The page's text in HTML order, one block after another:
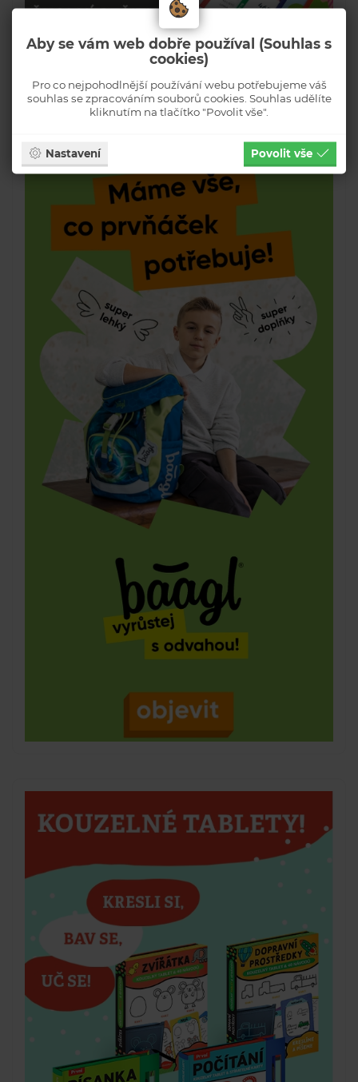
Aby se vám web dobře používal (Souhlas s
cookies)
Pro co nejpohodlnější používání webu potřebujeme váš
souhlas se zpracováním souborů cookies. Souhlas udělíte
kliknutím na tlačítko "Povolit vše".
Nastavení Povolit vše